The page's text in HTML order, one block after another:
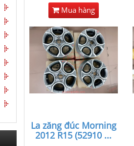
Mua hàng
La zăng đúc Morning
2012 R15 (52910 ...